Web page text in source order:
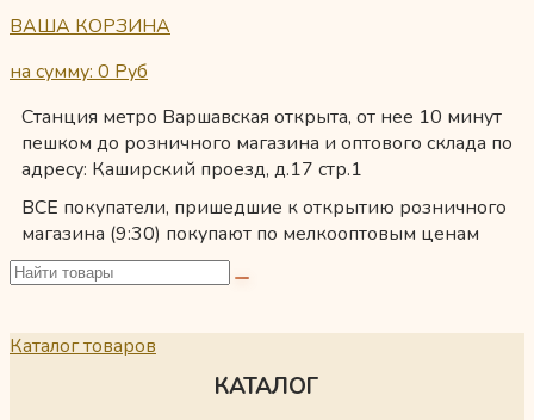
ВАША КОРЗИНА
на сумму: 0 Руб
Станция метро Варшавская открыта, от нее 10 минут
пешком до розничного магазина и оптового склада по
адресу: Каширский проезд, д.17 стр.1
ВСЕ покупатели, пришедшие к открытию розничного
магазина (9:30) покупают по мелкооптовым ценам
Каталог товаров
КАТАЛОГ